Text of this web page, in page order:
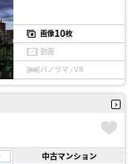
画像10枚
動画
パノラマ / VR
中古マンション